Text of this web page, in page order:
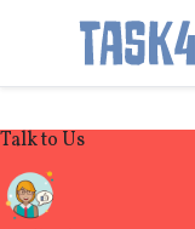
to
Talk to Us